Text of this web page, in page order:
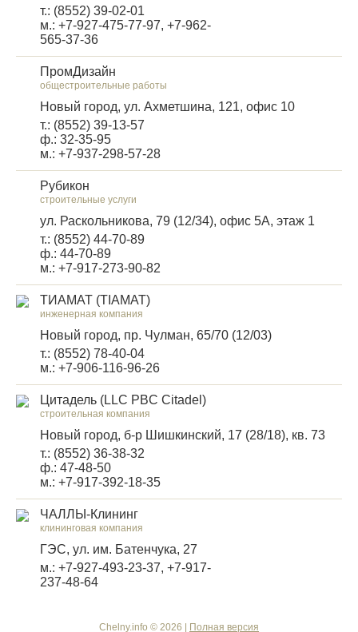
т.: (8552) 39-02-01
м.: +7-927-475-77-97, +7-962-
565-37-36
ПромДизайн
общестроительные работы
Новый город, ул. Ахметшина, 121, офис 10
т.: (8552) 39-13-57
ф.: 32-35-95
м.: +7-937-298-57-28
Рубикон
строительные услуги
ул. Раскольникова, 79 (12/34), офис 5A, этаж 1
т.: (8552) 44-70-89
ф.: 44-70-89
м.: +7-917-273-90-82
ТИАМАТ (TIAMAT)
инженерная компания
Новый город, пр. Чулман, 65/70 (12/03)
т.: (8552) 78-40-04
м.: +7-906-116-96-26
Цитадель (LLC PBC Citadel)
строительная компания
Новый город, б-р Шишкинский, 17 (28/18), кв. 73
т.: (8552) 36-38-32
ф.: 47-48-50
м.: +7-917-392-18-35
ЧАЛЛЫ-Клининг
клининговая компания
ГЭС, ул. им. Батенчука, 27
м.: +7-927-493-23-37, +7-917-
237-48-64
Chelny.info © 2026 | Полная версия